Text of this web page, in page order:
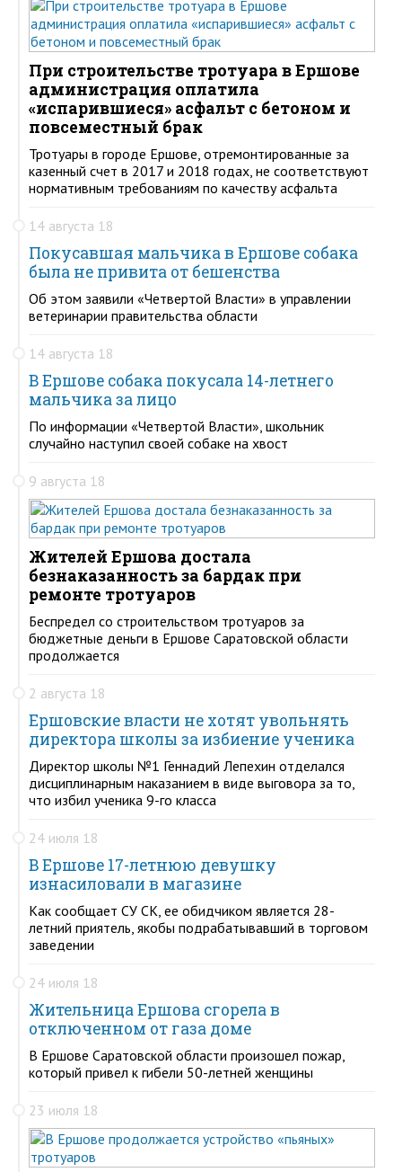
При строительстве тротуара в Ершове
администрация оплатила
«испарившиеся» асфальт с бетоном и
повсеместный брак
Тротуары в городе Ершове, отремонтированные за
казенный счет в 2017 и 2018 годах, не соответствуют
нормативным требованиям по качеству асфальта
14 августа 18
Покусавшая мальчика в Ершове собака
была не привита от бешенства
Об этом заявили «Четвертой Власти» в управлении
ветеринарии правительства области
14 августа 18
В Ершове собака покусала 14-летнего
мальчика за лицо
По информации «Четвертой Власти», школьник
случайно наступил своей собаке на хвост
9 августа 18
Жителей Ершова достала
безнаказанность за бардак при
ремонте тротуаров
Беспредел со строительством тротуаров за
бюджетные деньги в Ершове Саратовской области
продолжается
2 августа 18
Ершовские власти не хотят увольнять
директора школы за избиение ученика
Директор школы №1 Геннадий Лепехин отделался
дисциплинарным наказанием в виде выговора за то,
что избил ученика 9-го класса
24 июля 18
В Ершове 17-летнюю девушку
изнасиловали в магазине
Как сообщает СУ СК, ее обидчиком является 28-
летний приятель, якобы подрабатывавший в торговом
заведении
24 июля 18
Жительница Ершова сгорела в
отключенном от газа доме
В Ершове Саратовской области произошел пожар,
который привел к гибели 50-летней женщины
23 июля 18